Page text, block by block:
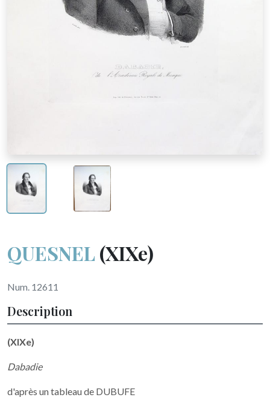
QUESNEL (XIXe)
Num. 12611
Description
(XIXe)
Dabadie
d'après un tableau de DUBUFE